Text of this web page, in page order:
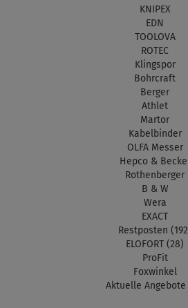
KNIPEX
EDN
TOOLOVA
ROTEC
Klingspor
Bohrcraft
Berger
Athlet
Martor
Kabelbinder
OLFA Messer
Hepco &
Rothenberger
B & W
Wera
EXACT
Restposten
ELOFORT (28)
ProFit
Foxwinkel
Aktuelle Angebote